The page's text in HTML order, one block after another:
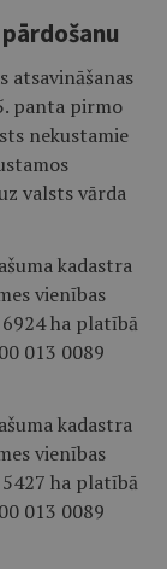
atsavināšanas
panta pirmo
nekustamie
valsts vārda
kadastra
vienības
ha platībā
013 0089
kadastra
vienības
ha platībā
013 0089